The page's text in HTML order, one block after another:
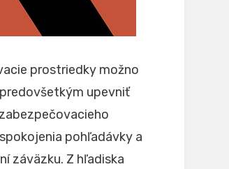
prostriedky možno
upevniť
pohľadávky a
záväzku. Z hľadiska